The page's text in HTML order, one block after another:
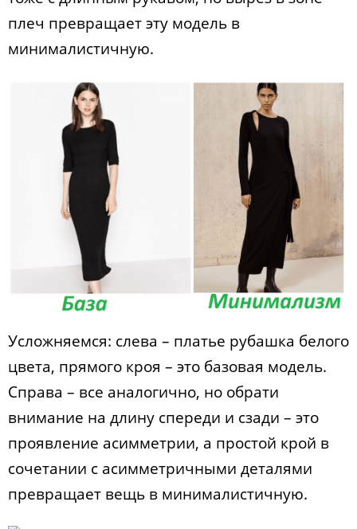
плеч превращает эту модель в
минималистичную.
Усложняемся: слева – платье рубашка белого
цвета, прямого кроя – это базовая модель.
Справа – все аналогично, но обрати
внимание на длину спереди и сзади – это
проявление асимметрии, а простой крой в
сочетании с асимметричными деталями
превращает вещь в минималистичную.